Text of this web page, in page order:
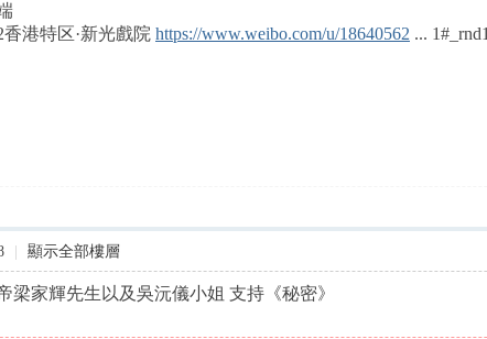
港特区·新光戲院 https://www.weibo.com/u/18640562 ...
顯示全部樓層
梁家輝先生以及吳沅儀小姐 支持《秘密》